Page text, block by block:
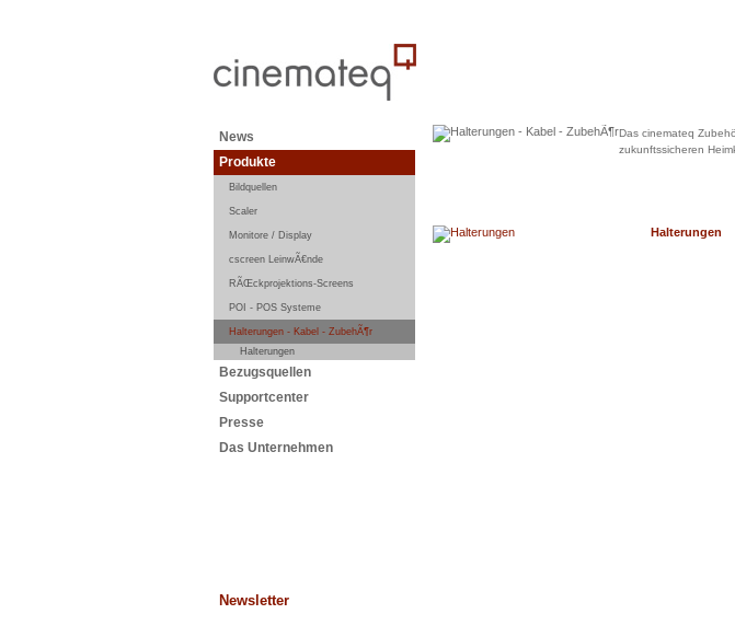
News
Produkte
Bildquellen
Scaler
Monitore / Display
cscreen LeinwÃ€nde
RÃŒckprojektions-Screens
POI - POS Systeme
Halterungen - Kabel - ZubehÃ¶r
Halterungen
Bezugsquellen
Supportcenter
Presse
Das Unternehmen
Newsletter
Das cinemateq
zukunftssicheren
Halterungen